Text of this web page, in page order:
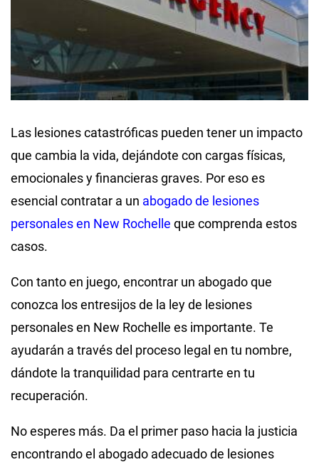
Las lesiones catastróficas pueden tener un impacto
que cambia la vida, dejándote con cargas físicas,
emocionales y financieras graves. Por eso es
esencial contratar a un abogado de lesiones
personales en New Rochelle que comprenda estos
casos.
Con tanto en juego, encontrar un abogado que
conozca los entresijos de la ley de lesiones
personales en New Rochelle es importante. Te
ayudarán a través del proceso legal en tu nombre,
dándote la tranquilidad para centrarte en tu
recuperación.
No esperes más. Da el primer paso hacia la justicia
encontrando el abogado adecuado de lesiones